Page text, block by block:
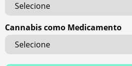
Cannabis como Medicamento